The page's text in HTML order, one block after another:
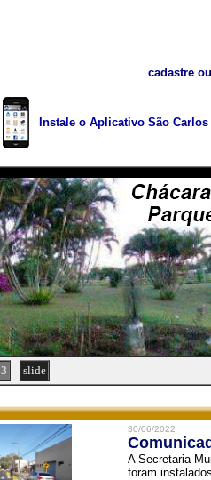
cadastre
Instale o Aplicativo São
3 slide
30/06/2022
A Secretaria
foram